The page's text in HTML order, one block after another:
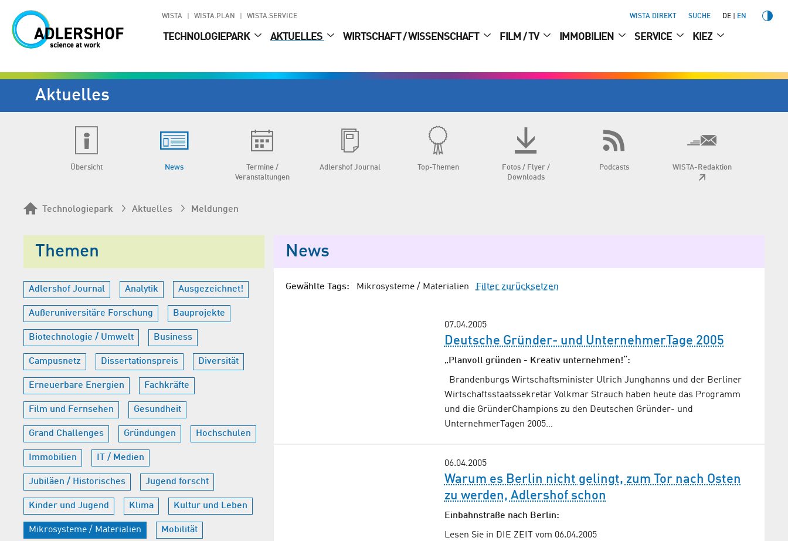
WISTA WISTA.PLAN WISTA.SERVICE WISTA DIREKT SUCHE DE EN
TECHNOLOGIEPARK AKTUELLES WIRTSCHAFT / WISSENSCHAFT FILM / TV IMMOBILIEN SERVICE KIEZ
Aktuelles
Übersicht News
Termine /
Veranstaltungen
Adlershof Journal Top-Themen
Fotos / Flyer /
Downloads
Podcasts WISTA-Redaktion
Technologiepark Aktuelles Meldungen
Themen
Adlershof Journal Analytik Ausgezeichnet!
Außeruniversitäre Forschung Bauprojekte
Biotechnologie / Umwelt Business
Campusnetz Dissertationspreis Diversität
Erneuerbare Energien Fachkräfte
Film und Fernsehen Gesundheit
Grand Challenges Gründungen Hochschulen
Immobilien IT / Medien
Jubiläen / Historisches Jugend forscht
Kinder und Jugend Klima Kultur und Leben
Mikrosysteme / Materialien Mobilität
News
Gewählte Tags: Mikrosysteme / Materialien Filter zurücksetzen
07.04.2005
Deutsche Gründer- und UnternehmerTage 2005
„Planvoll gründen - Kreativ unternehmen!“:
Brandenburgs Wirtschaftsminister Ulrich Junghanns und der Berliner
Wirtschaftsstaatssekretär Volkmar Strauch haben heute das Programm
und die GründerChampions zu den Deutschen Gründer- und
UnternehmerTagen 2005…
06.04.2005
Warum es Berlin nicht gelingt, zum Tor nach Osten
zu werden, Adlershof schon
Einbahnstraße nach Berlin:
Lesen Sie in DIE ZEIT vom 06.04.2005